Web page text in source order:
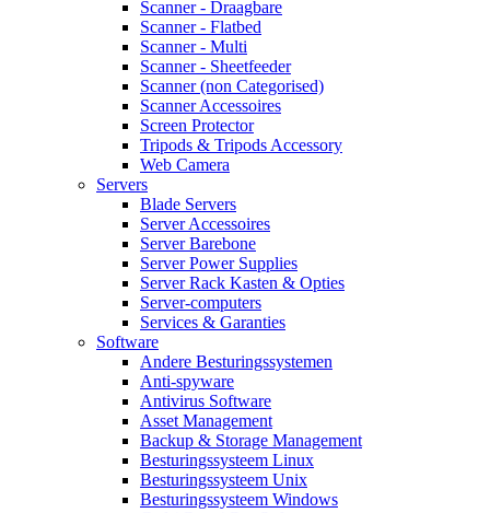
Scanner - Draagbare
Scanner - Flatbed
Scanner - Multi
Scanner - Sheetfeeder
Scanner (non Categorised)
Scanner Accessoires
Screen Protector
Tripods & Tripods Accessory
Web Camera
Servers
Blade Servers
Server Accessoires
Server Barebone
Server Power Supplies
Server Rack Kasten & Opties
Server-computers
Services & Garanties
Software
Andere Besturingssystemen
Anti-spyware
Antivirus Software
Asset Management
Backup & Storage Management
Besturingssysteem Linux
Besturingssysteem Unix
Besturingssysteem Windows